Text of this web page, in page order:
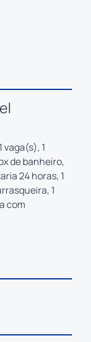
vaga(s), 1
de banheiro,
24 horas, 1
1
com